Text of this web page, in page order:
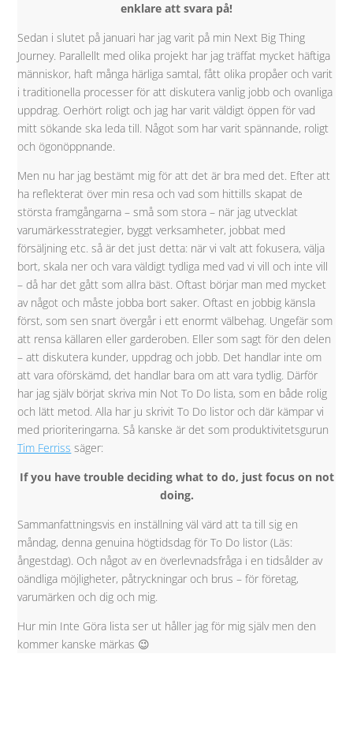
enklare att svara på!
Sedan i slutet på januari har jag varit på min Next Big Thing
Journey. Parallellt med olika projekt har jag träffat mycket häftiga
människor, haft många härliga samtal, fått olika propåer och varit
i traditionella processer för att diskutera vanlig jobb och ovanliga
uppdrag. Oerhört roligt och jag har varit väldigt öppen för vad
mitt sökande ska leda till. Något som har varit spännande, roligt
och ögonöppnande.
Men nu har jag bestämt mig för att det är bra med det. Efter att
ha reflekterat över min resa och vad som hittills skapat de
största framgångarna – små som stora – när jag utvecklat
varumärkesstrategier, byggt verksamheter, jobbat med
försäljning etc. så är det just detta: när vi valt att fokusera, välja
bort, skala ner och vara väldigt tydliga med vad vi vill och inte vill
– då har det gått som allra bäst. Oftast börjar man med mycket
av något och måste jobba bort saker. Oftast en jobbig känsla
först, som sen snart övergår i ett enormt välbehag. Ungefär som
att rensa källaren eller garderoben. Eller som sagt för den delen
– att diskutera kunder, uppdrag och jobb. Det handlar inte om
att vara oförskämd, det handlar bara om att vara tydlig. Därför
har jag själv börjat skriva min Not To Do lista, som en både rolig
och lätt metod. Alla har ju skrivit To Do listor och där kämpar vi
med prioriteringarna. Så kanske är det som produktivitetsgurun
Tim Ferriss säger:
If you have trouble deciding what to do, just focus on not
doing.
Sammanfattningsvis en inställning väl värd att ta till sig en
måndag, denna genuina högtidsdag för To Do listor (Läs:
ångestdag). Och något av en överlevnadsfråga i en tidsålder av
oändliga möjligheter, påtryckningar och brus – för företag,
varumärken och dig och mig.
Hur min Inte Göra lista ser ut håller jag för mig själv men den
kommer kanske märkas 😉